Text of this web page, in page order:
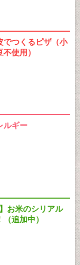
でつくるピザ（小
使用）
ルギー
お米のシリアル
追加中）